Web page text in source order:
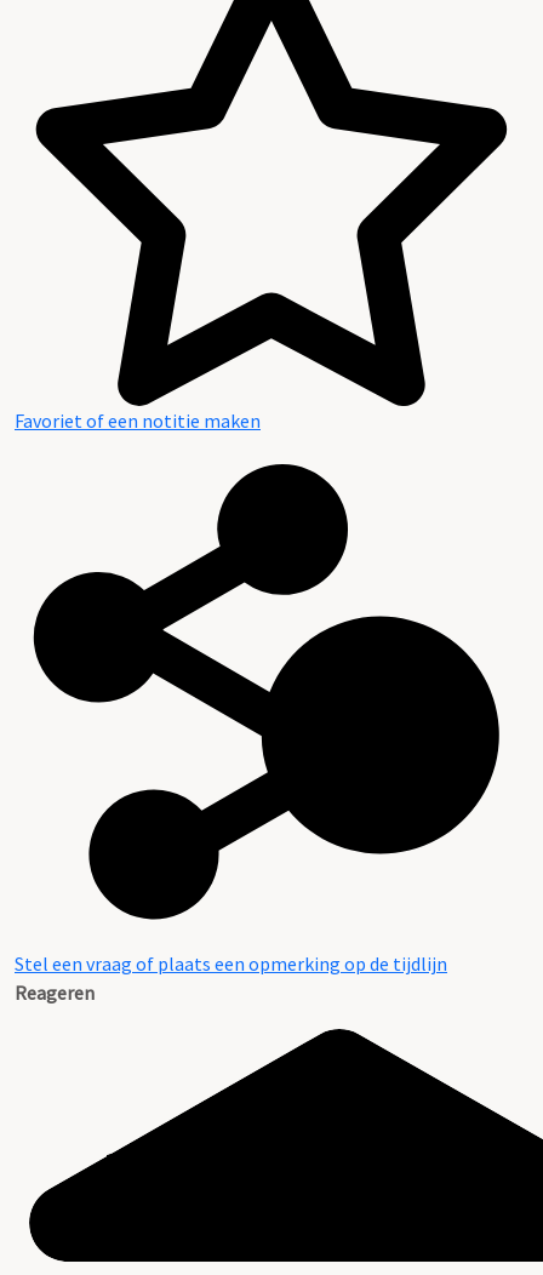
Favoriet of een notitie maken
Stel een vraag of plaats een opmerking op de tijdlijn
Reageren